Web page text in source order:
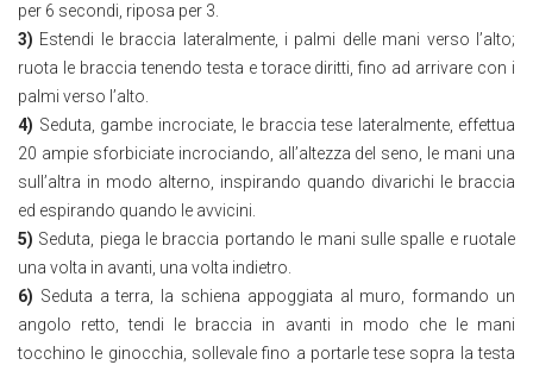
per 6 secondi, riposa per 3.
3) Estendi le braccia lateralmente, i palmi delle mani verso l’alto;
ruota le braccia tenendo testa e torace diritti, fino ad arrivare con i
palmi verso l’alto.
4) Seduta, gambe incrociate, le braccia tese lateralmente, effettua
20 ampie sforbiciate incrociando, all’altezza del seno, le mani una
sull’altra in modo alterno, inspirando quando divarichi le braccia
ed espirando quando le avvicini.
5) Seduta, piega le braccia portando le mani sulle spalle e ruotale
una volta in avanti, una volta indietro.
6) Seduta a terra, la schiena appoggiata al muro, formando un
angolo retto, tendi le braccia in avanti in modo che le mani
tocchino le ginocchia, sollevale fino a portarle tese sopra la testa